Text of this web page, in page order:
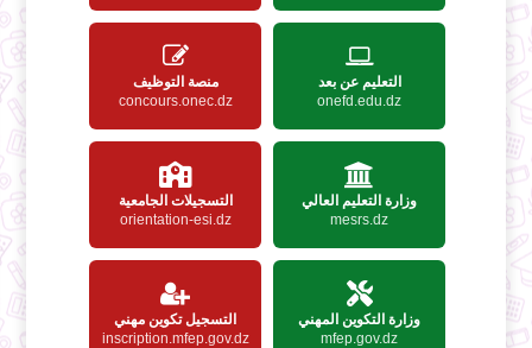
التعليم عن بعد
onefd.edu.dz
منصة التوظيف
concours.onec.dz
وزارة التعليم العالي
mesrs.dz
التسجيلات الجامعية
orientation-esi.dz
وزارة التكوين المهني
mfep.gov.dz
التسجيل تكوين مهني
inscription.mfep.gov.dz